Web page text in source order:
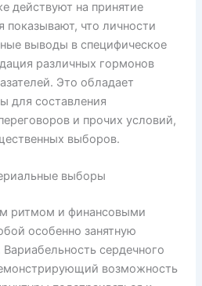
действуют на принятие
показывают, что личности
выводы в специфическое
различных гормонов
Это обладает
для составления
и прочих условий,
выборов.
выборы
ритмом и финансовыми
особенно занятную
сердечного
возможность